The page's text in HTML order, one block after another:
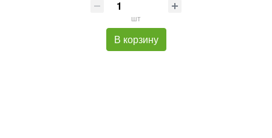
шт
В корзину